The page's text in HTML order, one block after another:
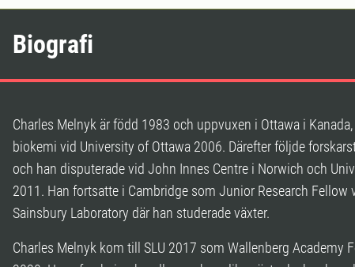
Biografi
Charles Melnyk är född 1983 och uppvuxen i Ottawa i
biokemi vid University of Ottawa 2006. Därefter följde
och han disputerade vid John Innes Centre i Norwich och
2011. Han fortsatte i Cambridge som Junior Research Fellow
Sainsbury Laboratory där han studerade växter.
Charles Melnyk kom till SLU 2017 som Wallenberg Academy